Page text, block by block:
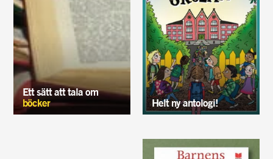
Ett sätt att tala om
böcker
Helt ny antologi!